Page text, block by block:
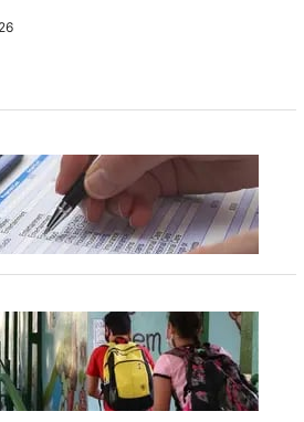
brasileiros por crédito cresce
Grosso lidera ranking entre
melhora nas redes